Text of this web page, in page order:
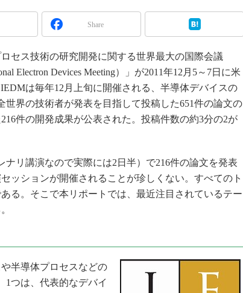
解で探るアジアの新トレンド
技術を知る
エンジニア”が仕掛けた社内
執念の180日
ーションは日本を救うのか
IoT通信
リスト「未来展望」
に愛されないエンジニア」の
Share
セス技術の研究開発に関する世界最大の国際会議
Electron Devices Meeting）」が2011年12月5～7日に米
は毎年12月上旬に開催される、半導体デバイスの
世界の技術者が発表を目指して投稿した651件の論文の
件の開発成果が公表された。投稿件数の約3分の2が
リ講演なので実際には2日半）で216件の論文を発表
ッションが開催されることが珍しくない。すべてのト
る。そこで本リポートでは、最近注目されているテー
半導体プロセスなどの
1つは、代表的なデバイ